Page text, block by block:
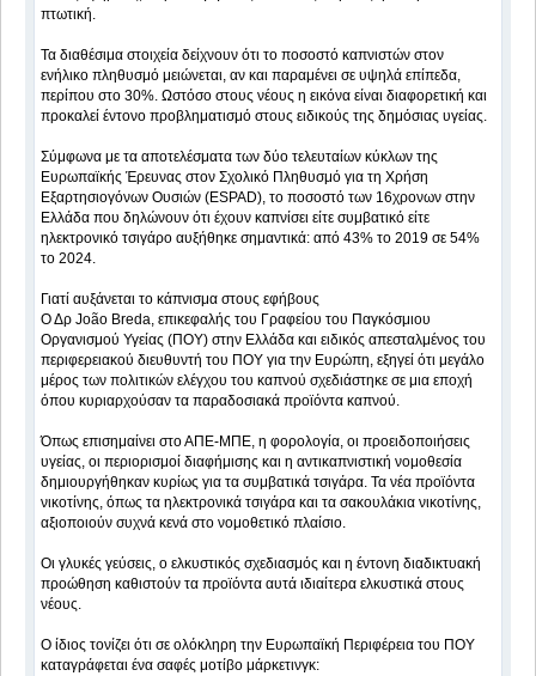
πτωτική.
Τα διαθέσιμα στοιχεία δείχνουν ότι το ποσοστό καπνιστών στον
ενήλικο πληθυσμό μειώνεται, αν και παραμένει σε υψηλά επίπεδα,
περίπου στο 30%. Ωστόσο στους νέους η εικόνα είναι διαφορετική και
προκαλεί έντονο προβληματισμό στους ειδικούς της δημόσιας υγείας.
Σύμφωνα με τα αποτελέσματα των δύο τελευταίων κύκλων της
Ευρωπαϊκής Έρευνας στον Σχολικό Πληθυσμό για τη Χρήση
Εξαρτησιογόνων Ουσιών (ESPAD), το ποσοστό των 16χρονων στην
Ελλάδα που δηλώνουν ότι έχουν καπνίσει είτε συμβατικό είτε
ηλεκτρονικό τσιγάρο αυξήθηκε σημαντικά: από 43% το 2019 σε 54%
το 2024.
Γιατί αυξάνεται το κάπνισμα στους εφήβους
Ο Δρ João Breda, επικεφαλής του Γραφείου του Παγκόσμιου
Οργανισμού Υγείας (ΠΟΥ) στην Ελλάδα και ειδικός απεσταλμένος του
περιφερειακού διευθυντή του ΠΟΥ για την Ευρώπη, εξηγεί ότι μεγάλο
μέρος των πολιτικών ελέγχου του καπνού σχεδιάστηκε σε μια εποχή
όπου κυριαρχούσαν τα παραδοσιακά προϊόντα καπνού.
Όπως επισημαίνει στο ΑΠΕ-ΜΠΕ, η φορολογία, οι προειδοποιήσεις
υγείας, οι περιορισμοί διαφήμισης και η αντικαπνιστική νομοθεσία
δημιουργήθηκαν κυρίως για τα συμβατικά τσιγάρα. Τα νέα προϊόντα
νικοτίνης, όπως τα ηλεκτρονικά τσιγάρα και τα σακουλάκια νικοτίνης,
αξιοποιούν συχνά κενά στο νομοθετικό πλαίσιο.
Οι γλυκές γεύσεις, ο ελκυστικός σχεδιασμός και η έντονη διαδικτυακή
προώθηση καθιστούν τα προϊόντα αυτά ιδιαίτερα ελκυστικά στους
νέους.
Ο ίδιος τονίζει ότι σε ολόκληρη την Ευρωπαϊκή Περιφέρεια του ΠΟΥ
καταγράφεται ένα σαφές μοτίβο μάρκετινγκ: